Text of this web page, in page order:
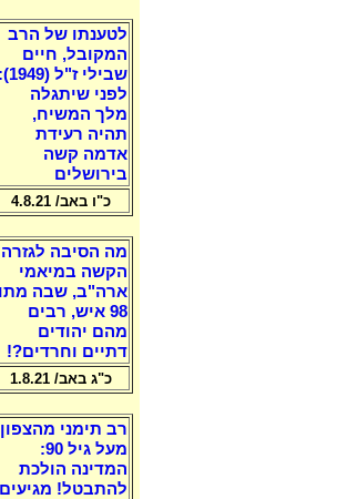
לטענתו של הרב
המקובל, חיים
שבילי ז"ל (1949):
לפני שיתגלה
מלך המשיח,
תהיה רעידת
אדמה קשה
בירושלים
כ"ו באב/ 4.8.21
מה הסיבה לגזרה
הקשה במיאמי
ארה"ב, שבה מתו
98 איש, רבים
מהם יהודים
דתיים וחרדים?!
כ"ג באב/ 1.8.21
רב תימני מהצפון
מעל גיל 90:
המדינה הולכת
להתבטל! מגיעים